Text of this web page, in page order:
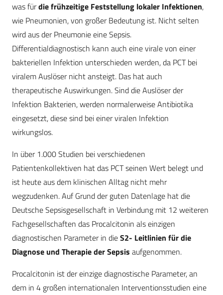
was fürdie frühzeitige Feststellung lokaler Infektionen,
wie Pneumonien, von großer Bedeutung ist. Nicht selten
wird aus der Pneumonie eine Sepsis.
Differentialdiagnostisch kann auch eine virale von einer
bakteriellen Infektion unterschieden werden, da PCT bei
viralem Auslöser nicht ansteigt. Das hat auch
therapeutische Auswirkungen. Sind die Auslöser der
Infektion Bakterien, werden normalerweise Antibiotika
eingesetzt, diese sind bei einer viralen Infektion
wirkungslos.
In über 1.000 Studien bei verschiedenen
Patientenkollektiven hat das PCT seinen Wert belegt und
ist heute aus dem klinischen Alltag nicht mehr
wegzudenken. Auf Grund der guten Datenlage hat die
Deutsche Sepsisgesellschaft in Verbindung mit 12 weiteren
Fachgesellschaften das Procalcitonin als einzigen
diagnostischen Parameter in dieS2- Leitlinien für die
Diagnose und Therapie der Sepsis aufgenommen.
Procalcitonin ist der einzige diagnostische Parameter, an
dem in 4 großen internationalen Interventionsstudien eine